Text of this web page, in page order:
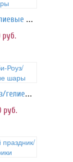
Байкал/гелиевые шары
руб.
Бейби-Роуз/гелиевые шары
руб.